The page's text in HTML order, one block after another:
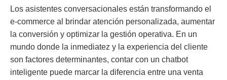
Los asistentes conversacionales están transformando el
e-commerce al brindar atención personalizada, aumentar
la conversión y optimizar la gestión operativa. En un
mundo donde la inmediatez y la experiencia del cliente
son factores determinantes, contar con un chatbot
inteligente puede marcar la diferencia entre una venta